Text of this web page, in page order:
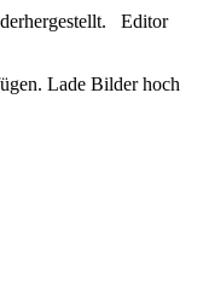
Editor
Lade Bilder hoch